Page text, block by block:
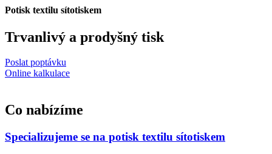
Potisk textilu sítotiskem
Trvanlivý a prodyšný tisk
Poslat poptávku
Online kalkulace
Co nabízíme
Specializujeme se na potisk textilu sítotiskem